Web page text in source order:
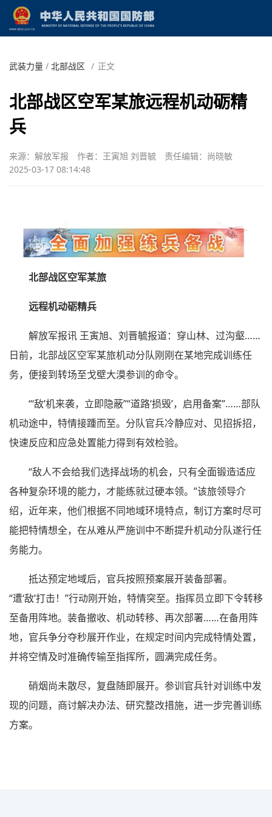
武装力量 / 北部战区 / 正文
北部战区空军某旅远程机动砺精
兵
来源：解放军报 作者：王寅旭 刘晋毓
责任编辑：尚晓敏
2025-03-17 08:14:48
北部战区空军某旅
远程机动砺精兵
解放军报讯 王寅旭、刘晋毓报道：穿山林、过沟壑……
日前，北部战区空军某旅机动分队刚刚在某地完成训练任
务，便接到转场至戈壁大漠参训的命令。
“‘敌’机来袭，立即隐蔽”“道路‘损毁’，启用备案”……部队
机动途中，特情接踵而至。分队官兵冷静应对、见招拆招，
快速反应和应急处置能力得到有效检验。
“敌人不会给我们选择战场的机会，只有全面锻造适应
各种复杂环境的能力，才能练就过硬本领。”该旅领导介
绍，近年来，他们根据不同地域环境特点，制订方案时尽可
能把特情想全，在从难从严施训中不断提升机动分队遂行任
务能力。
抵达预定地域后，官兵按照预案展开装备部署。
“遭‘敌’打击！”行动刚开始，特情突至。指挥员立即下令转移
至备用阵地。装备撤收、机动转移、再次部署……在备用阵
地，官兵争分夺秒展开作业，在规定时间内完成特情处置，
并将空情及时准确传输至指挥所，圆满完成任务。
硝烟尚未散尽，复盘随即展开。参训官兵针对训练中发
现的问题，商讨解决办法、研究整改措施，进一步完善训练
方案。